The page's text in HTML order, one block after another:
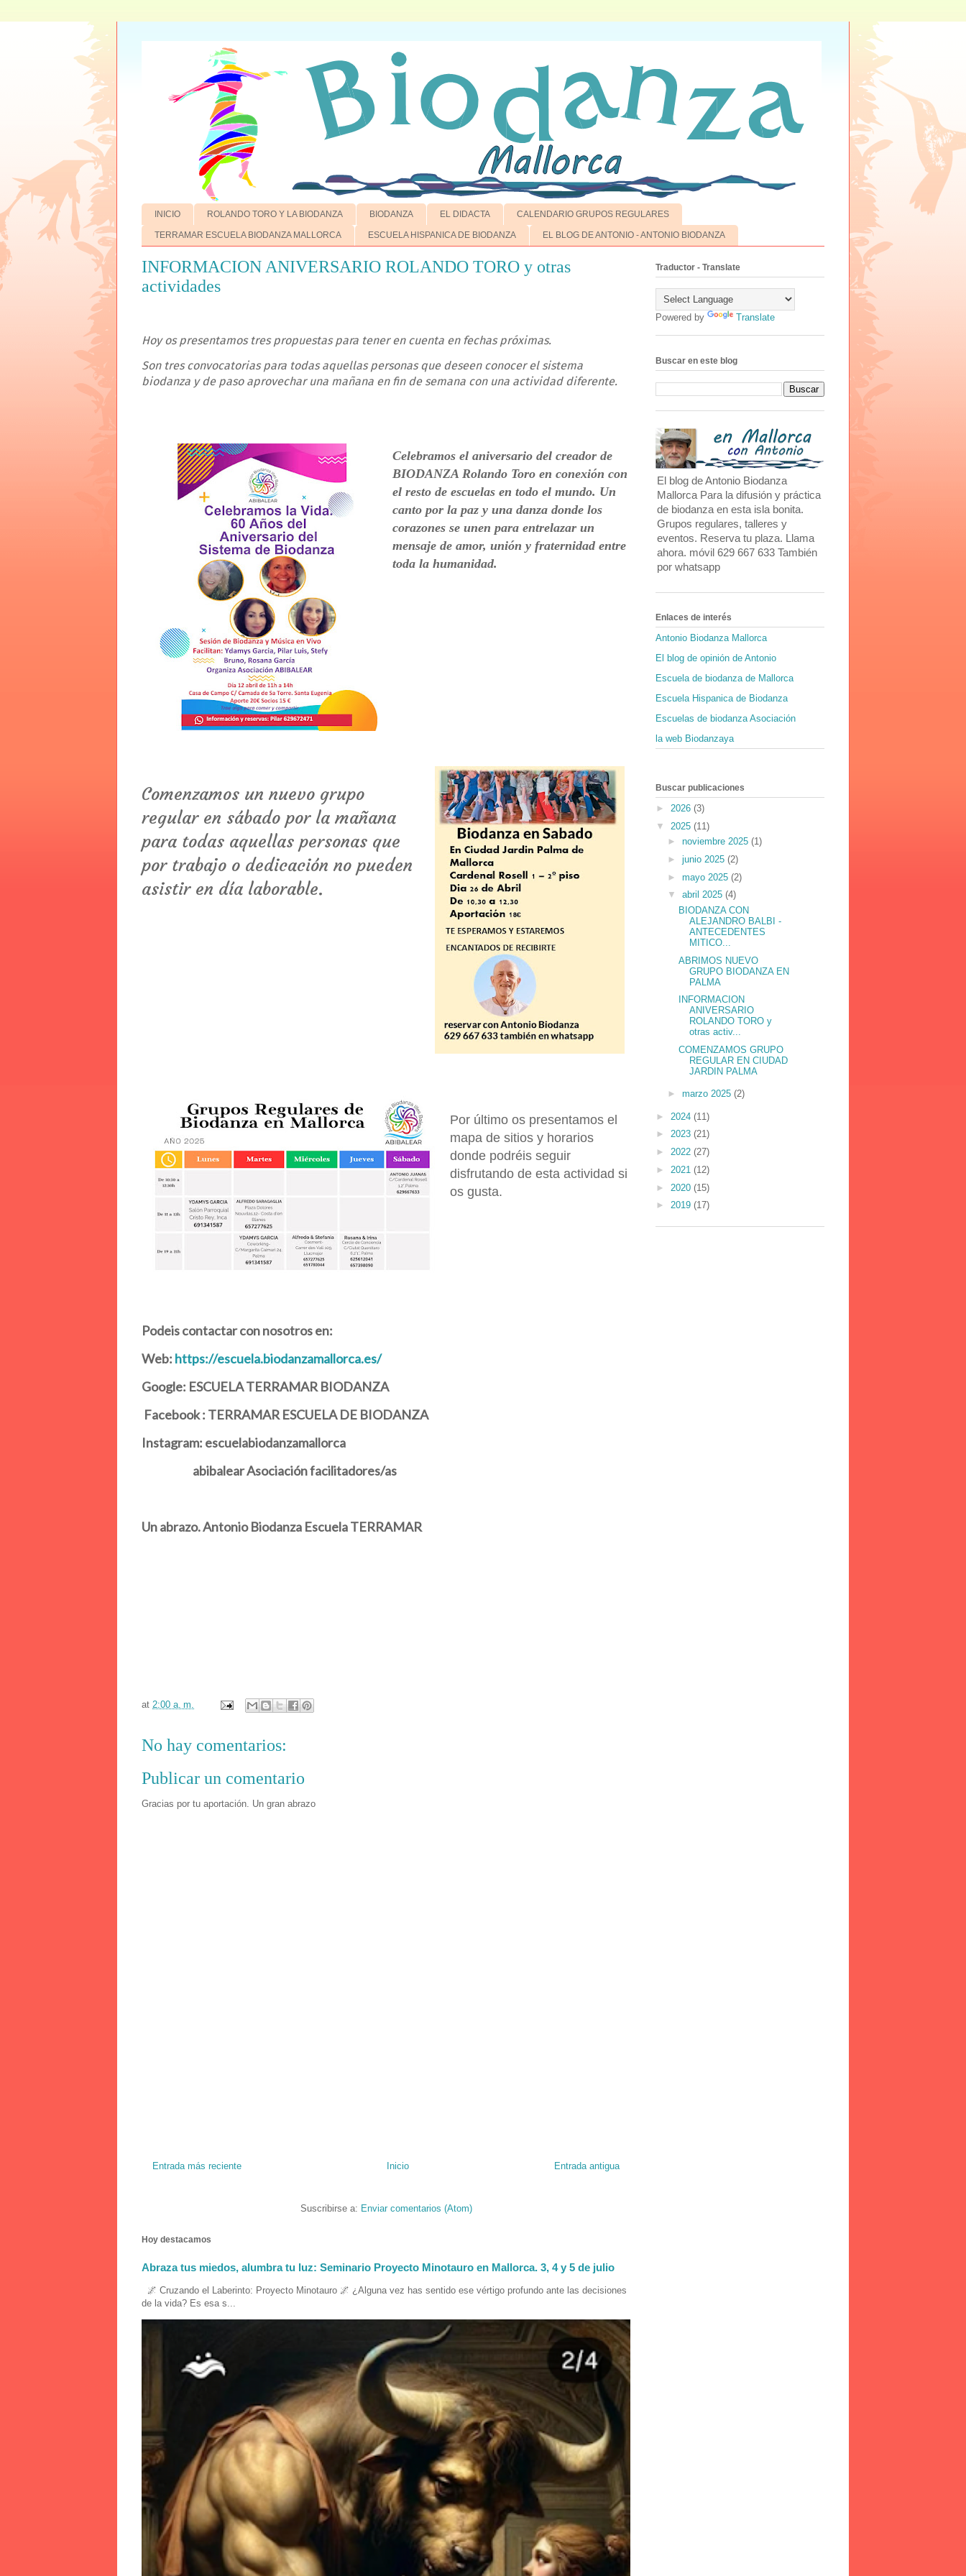
INICIO ROLANDO TORO Y LA BIODANZA BIODANZA EL DIDACTA CALENDARIO GRUPOS REGULARES
TERRAMAR ESCUELA BIODANZA MALLORCA ESCUELA HISPANICA DE BIODANZA EL BLOG DE ANTONIO - ANTONIO BIODANZA
INFORMACION ANIVERSARIO ROLANDO TORO y otras
actividades
Hoy os presentamos tres propuestas para tener en cuenta en fechas próximas.
Son tres convocatorias para todas aquellas personas que deseen conocer el sistema
biodanza y de paso aprovechar una mañana en fin de semana con una actividad diferente.
Celebramos el aniversario del creador de
BIODANZA Rolando Toro en conexión con
el resto de escuelas en todo el mundo. Un
canto por la paz y una danza donde los
corazones se unen para entrelazar un
mensaje de amor, unión y fraternidad entre
toda la humanidad.
Comenzamos un nuevo grupo
regular en sábado por la mañana
para todas aquellas personas que
por trabajo o dedicación no pueden
asistir en día laborable.
Por último os presentamos el
mapa de sitios y horarios
donde podréis seguir
disfrutando de esta actividad si
os gusta.
Podeis contactar con nosotros en:
Web: https://escuela.biodanzamallorca.es/
Google: ESCUELA TERRAMAR BIODANZA
Facebook : TERRAMAR ESCUELA DE BIODANZA
Instagram: escuelabiodanzamallorca
abibalear Asociación facilitadores/as
Un abrazo. Antonio Biodanza Escuela TERRAMAR
at 2:00 a. m.
No hay comentarios:
Publicar un comentario
Gracias por tu aportación. Un gran abrazo
Entrada más reciente Entrada antigua
Inicio
Suscribirse a: Enviar comentarios (Atom)
Hoy destacamos
Abraza tus miedos, alumbra tu luz: Seminario Proyecto Minotauro en Mallorca. 3, 4 y 5 de julio
🌌 Cruzando el Laberinto: Proyecto Minotauro 🌌 ¿Alguna vez has sentido ese vértigo profundo ante las decisiones
de la vida? Es esa s...
Traductor - Translate
Powered by Translate
Buscar en este blog
El blog de Antonio Biodanza
Mallorca Para la difusión y práctica
de biodanza en esta isla bonita.
Grupos regulares, talleres y
eventos. Reserva tu plaza. Llama
ahora. móvil 629 667 633 También
por whatsapp
Enlaces de interés
Antonio Biodanza Mallorca
El blog de opinión de Antonio
Escuela de biodanza de Mallorca
Escuela Hispanica de Biodanza
Escuelas de biodanza Asociación
la web Biodanzaya
Buscar publicaciones
► 2026 (3)
▼ 2025 (11)
► noviembre 2025 (1)
► junio 2025 (2)
► mayo 2025 (2)
▼ abril 2025 (4)
BIODANZA CON
ALEJANDRO BALBI -
ANTECEDENTES
MITICO...
ABRIMOS NUEVO
GRUPO BIODANZA EN
PALMA
INFORMACION
ANIVERSARIO
ROLANDO TORO y
otras activ...
COMENZAMOS GRUPO
REGULAR EN CIUDAD
JARDIN PALMA
► marzo 2025 (2)
► 2024 (11)
► 2023 (21)
► 2022 (27)
► 2021 (12)
► 2020 (15)
► 2019 (17)